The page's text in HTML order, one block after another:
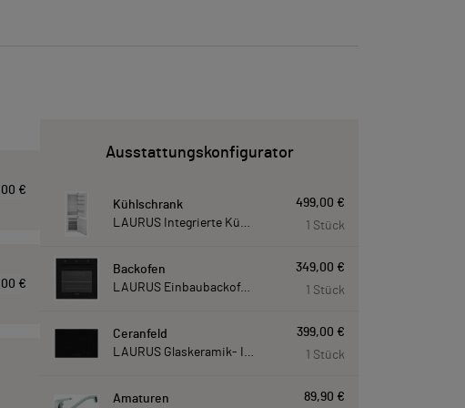
€
€
Ausstattungskonfigurator
Kühlschrank
LAURUS Integrierte Kühl- Gefrierkombination LKG178E LKG178E
499,00 €
1 Stück
Backofen
LAURUS Einbaubackofen LEB10BK mit Hydrolyse LEB10BK
349,00 €
1 Stück
Ceranfeld
LAURUS Glaskeramik- Induktionskochfeld LIA780, autark LIA780
399,00 €
1 Stück
Amaturen 89,90 €